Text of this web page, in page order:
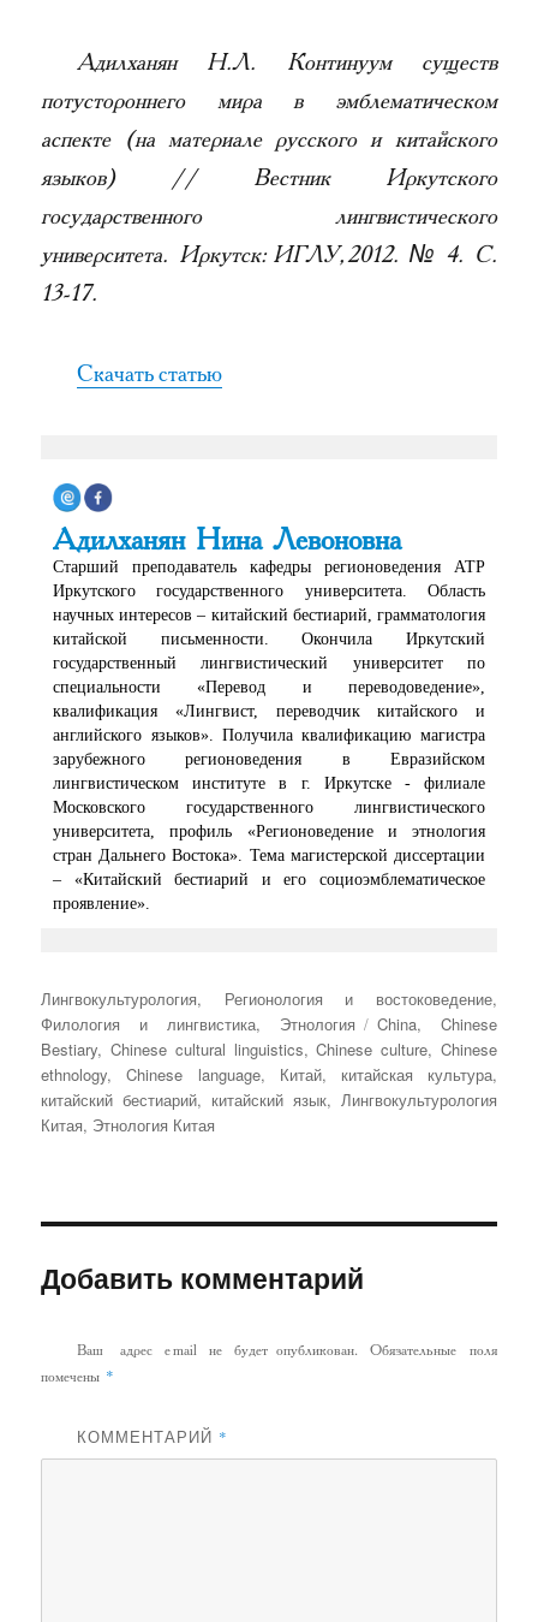
Адилханян Н.Л. Континуум существ
потустороннего мира в эмблематическом
аспекте (на материале русского и китайского
языков) // Вестник Иркутского
государственного лингвистического
университета. Иркутск: ИГЛУ, 2012. № 4. С.
13-17.
Скачать статью
Адилханян Нина Левоновна
Старший преподаватель кафедры регионоведения АТР
Иркутского государственного университета. Область
научных интересов – китайский бестиарий, грамматология
китайской письменности. Окончила Иркутский
государственный лингвистический университет по
специальности «Перевод и переводоведение»,
квалификация «Лингвист, переводчик китайского и
английского языков». Получила квалификацию магистра
зарубежного регионоведения в Евразийском
лингвистическом институте в г. Иркутске - филиале
Московского государственного лингвистического
университета, профиль «Регионоведение и этнология
стран Дальнего Востока». Тема магистерской диссертации
– «Китайский бестиарий и его социоэмблематическое
проявление».
Рубрики
Лингвокультурология, Регионология и востоковедение,
Филология и лингвистика, Этнология Метки
China, Chinese
Bestiary,Chinese cultural linguistics,Chinese culture, Chinese
ethnology,Chinese language, Китай, китайская культура,
китайский бестиарий, китайский язык, Лингвокультурология
Китая, Этнология Китая
Добавить комментарий
Ваш адрес email не будет опубликован.
Обязательные поля
помечены *
КОММЕНТАРИЙ *